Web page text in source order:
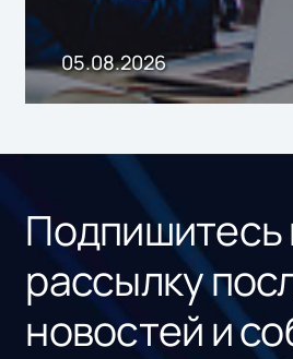
05.08.2026
Подпишитесь
рассылку
новостей и